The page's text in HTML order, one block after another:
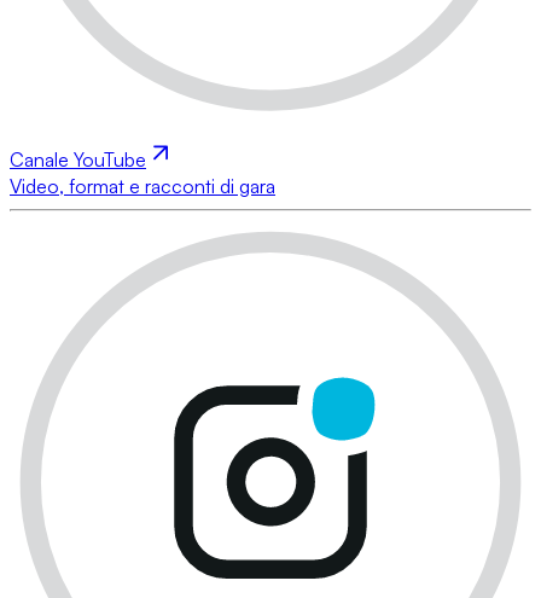
Canale YouTube
Video, format e racconti di gara